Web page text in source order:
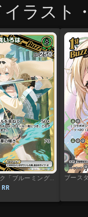
イラスト
RR